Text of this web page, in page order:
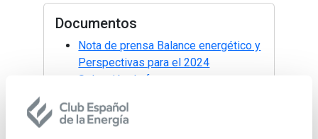
Documentos
Nota de prensa Balance energético y
Perspectivas para el 2024
Selección de fotos